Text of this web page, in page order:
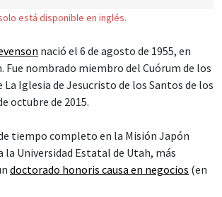
está disponible en inglés.
nació el 6 de agosto de 1955, en
Fue nombrado miembro del Cuórum de los
La Iglesia de Jesucristo de los Santos de los
octubre de 2015.
tiempo completo en la Misión Japón
la Universidad Estatal de Utah, más
doctorado honoris causa en negocios (en